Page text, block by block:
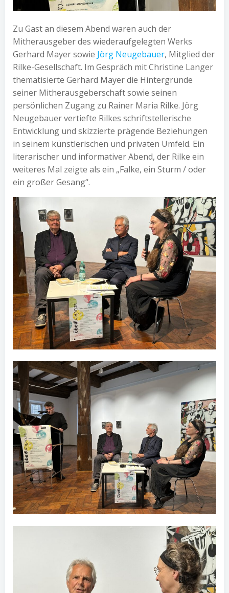
Zu Gast an diesem Abend waren auch der
Mitherausgeber des wiederaufgelegten Werks
Gerhard Mayer sowie Jörg Neugebauer, Mitglied der
Rilke-Gesellschaft. Im Gespräch mit Christine Langer
thematisierte Gerhard Mayer die Hintergründe
seiner Mitherausgeberschaft sowie seinen
persönlichen Zugang zu Rainer Maria Rilke. Jörg
Neugebauer vertiefte Rilkes schriftstellerische
Entwicklung und skizzierte prägende Beziehungen
in seinem künstlerischen und privaten Umfeld. Ein
literarischer und informativer Abend, der Rilke ein
weiteres Mal zeigte als ein „Falke, ein Sturm / oder
ein großer Gesang“.